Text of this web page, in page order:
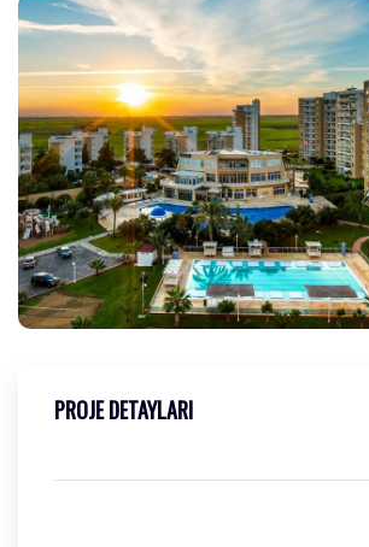
PROJE DETAYLARI